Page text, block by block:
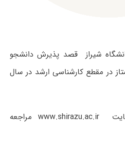
شیراز قصد پذیرش دانشجو
در مقطع کارشناسی ارشد در سال
برای اطلاع از شرایط به سایت www.shirazu.ac.ir مراجعه